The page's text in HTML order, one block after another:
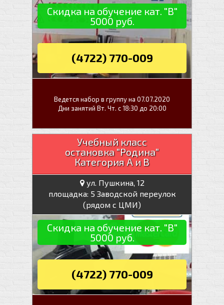
Скидка на обучение кат. "В"
5000 руб.
(4722) 770-009
Ведется набор в группу на 07.07.2020
Дни занятий Вт. Чт. с 18:30 до 20:00
Учебный класс
остановка "Родина"
Категория А и В
ул. Пушкина, 12
площадка: 5 Заводской переулок
(рядом с ЦМИ)
Скидка на обучение кат. "В"
5000 руб.
(4722) 770-009